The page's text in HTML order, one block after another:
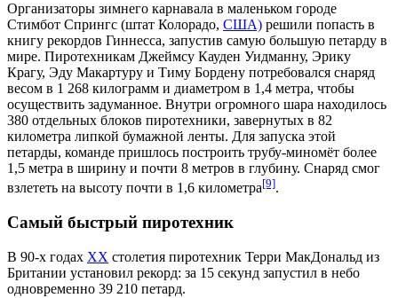
Организаторы зимнего карнавала в маленьком городе
Стимбот Спрингс (штат Колорадо, США) решили попасть в
книгу рекордов Гиннесса, запустив самую большую петарду в
мире. Пиротехникам Джеймсу Кауден Уидманну, Эрику
Крагу, Эду Макартуру и Тиму Бордену потребовался снаряд
весом в 1 268 килограмм и диаметром в 1,4 метра, чтобы
осуществить задуманное. Внутри огромного шара находилось
380 отдельных блоков пиротехники, завернутых в 82
километра липкой бумажной ленты. Для запуска этой
петарды, команде пришлось построить трубу-миномёт более
1,5 метра в ширину и почти 8 метров в глубину. Снаряд смог
взлететь на высоту почти в 1,6 километра[9].
Самый быстрый пиротехник
В 90-х годах XX столетия пиротехник Терри МакДональд из
Британии установил рекорд: за 15 секунд запустил в небо
одновременно 39 210 петард.